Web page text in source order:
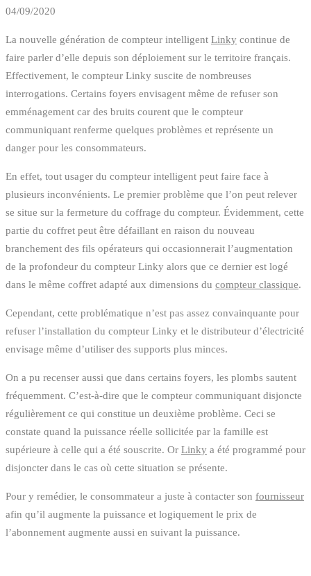
compteur
linky?
04/09/2020
La nouvelle génération de compteur intelligent Linky continue de
faire parler d’elle depuis son déploiement sur le territoire français.
Effectivement, le compteur Linky suscite de nombreuses
interrogations. Certains foyers envisagent même de refuser son
emménagement car des bruits courent que le compteur
communiquant renferme quelques problèmes et représente un
danger pour les consommateurs.
En effet, tout usager du compteur intelligent peut faire face à
plusieurs inconvénients. Le premier problème que l’on peut relever
se situe sur la fermeture du coffrage du compteur. Évidemment, cette
partie du coffret peut être défaillant en raison du nouveau
branchement des fils opérateurs qui occasionnerait l’augmentation
de la profondeur du compteur Linky alors que ce dernier est logé
dans le même coffret adapté aux dimensions du compteur classique.
Cependant, cette problématique n’est pas assez convainquante pour
refuser l’installation du compteur Linky et le distributeur d’électricité
envisage même d’utiliser des supports plus minces.
On a pu recenser aussi que dans certains foyers, les plombs sautent
fréquemment. C’est-à-dire que le compteur communiquant disjoncte
régulièrement ce qui constitue un deuxième problème. Ceci se
constate quand la puissance réelle sollicitée par la famille est
supérieure à celle qui a été souscrite. Or Linky a été programmé pour
disjoncter dans le cas où cette situation se présente.
Pour y remédier, le consommateur a juste à contacter son fournisseur
afin qu’il augmente la puissance et logiquement le prix de
l’abonnement augmente aussi en suivant la puissance.